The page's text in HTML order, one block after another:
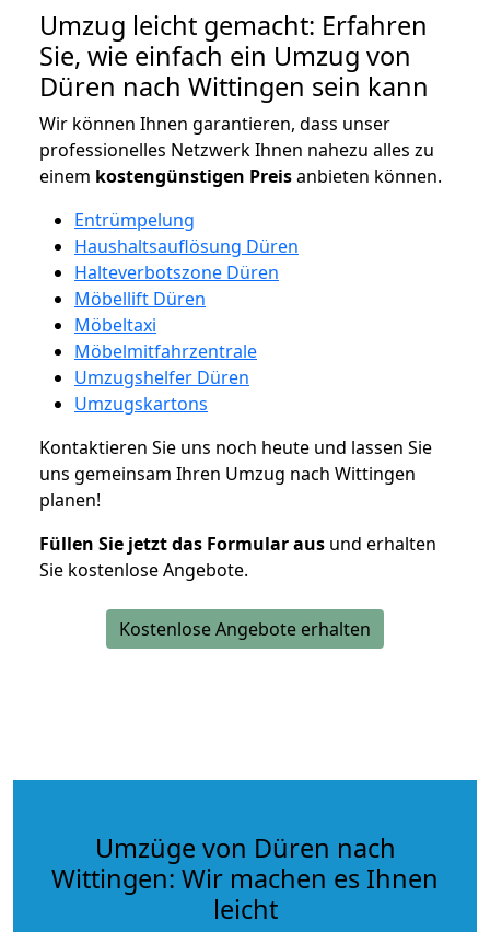
Umzug leicht gemacht: Erfahren
Sie, wie einfach ein Umzug von
Düren nach Wittingen sein kann
Wir können Ihnen garantieren, dass unser
professionelles Netzwerk Ihnen nahezu alles zu
einem kostengünstigen Preisanbieten können.
Entrümpelung
Haushaltsauflösung Düren
Halteverbotszone Düren
Möbellift Düren
Möbeltaxi
Möbelmitfahrzentrale
Umzugshelfer Düren
Umzugskartons
Kontaktieren Sie uns noch heute und lassen Sie
uns gemeinsam Ihren Umzug nach Wittingen
planen!
Füllen Sie jetzt das Formular aus und erhalten
Sie kostenlose Angebote.
Kostenlose Angebote erhalten
Umzüge von Düren nach
Wittingen: Wir machen es Ihnen
leicht